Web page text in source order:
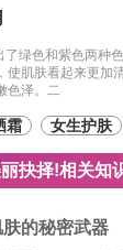
绿色和紫色两种
肌肤看起来更
色泽。二
霜 女生护肤
抉择!相关知
的秘密武器